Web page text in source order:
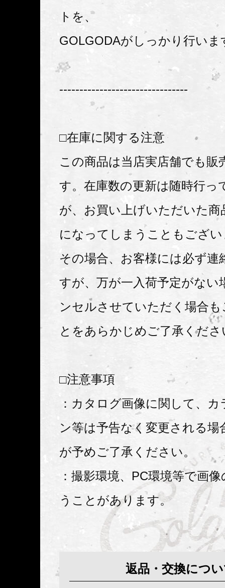
トを、
GOLGODAがしっかり行いま
--------------------------------
□在庫に関する注意
この商品は当店実店舗でも販
す。在庫数の更新は随時行っ
が、お買い上げいただいた商
になってしまうこともござ
その場合、お客様には必ず連
すが、万が一入荷予定がない
ンセルさせていただく場合
とをあらかじめご了承くださ
□注意事項
：カタログ画像に関して、
ン等は予告なく変更される場
が予めご了承ください。
：撮影環境、PC環境等で画
うことがあります。
返品・交換につ